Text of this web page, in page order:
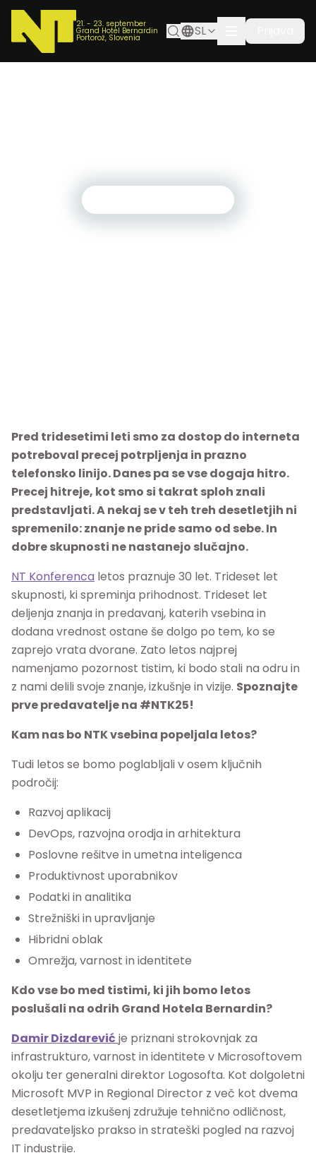
21. - 23. september
Grand Hotel Bernardin
Portorož, Slovenia SL
Pred tridesetimi leti smo za dostop do interneta
potreboval precej potrpljenja in prazno
telefonsko linijo. Danes pa se vse dogaja hitro.
Precej hitreje, kot smo si takrat sploh znali
predstavljati. A nekaj se v teh treh desetletjih ni
spremenilo: znanje ne pride samo od sebe. In
dobre skupnosti ne nastanejo slučajno.
NT Konferenca letos praznuje 30 let. Trideset let
skupnosti, ki spreminja prihodnost. Trideset let
deljenja znanja in predavanj, katerih vsebina in
dodana vrednost ostane še dolgo po tem, ko se
zaprejo vrata dvorane. Zato letos najprej
namenjamo pozornost tistim, ki bodo stali na odru in
z nami delili svoje znanje, izkušnje in vizije. Spoznajte
prve predavatelje na #NTK25!
Kam nas bo NTK vsebina popeljala letos?
Tudi letos se bomo poglabljali v osem ključnih
področij:
Razvoj aplikacij
DevOps, razvojna orodja in arhitektura
Poslovne rešitve in umetna inteligenca
Produktivnost uporabnikov
Podatki in analitika
Strežniški in upravljanje
Hibridni oblak
Omrežja, varnost in identitete
Kdo vse bo med tistimi, ki jih bomo letos
poslušali na odrih Grand Hotela Bernardin?
Damir Dizdarević je priznani strokovnjak za
infrastrukturo, varnost in identitete v Microsoftovem
okolju ter generalni direktor Logosofta. Kot dolgoletni
Microsoft MVP in Regional Director z več kot dvema
desetletjema izkušenj združuje tehnično odličnost,
predavateljsko prakso in strateški pogled na razvoj
IT industrije.